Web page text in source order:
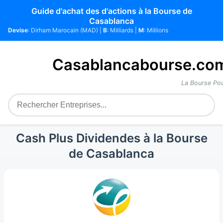
Guide d'achat des d'actions à la Bourse de
Casablanca
Devise: Dirham Marocain (MAD) | B: Milliards | M: Millions
La Bourse
Cash Plus Dividendes à la Bourse
de Casablanca